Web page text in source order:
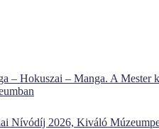
– Hokuszai – Manga. A Mester
Nívódíj 2026, Kiváló